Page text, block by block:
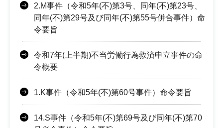
2.M事件（令和5年(不)第3号、同年(不)第23号、
同年(不)第29号及び同年(不)第55号併合事件）命
令要旨
令和7年(上半期)不当労働行為救済申立事件の命
令概要
1.K事件（令和5年(不)第60号事件）命令要旨
14.S事件（令和5年(不)第69号及び同年(不)第70